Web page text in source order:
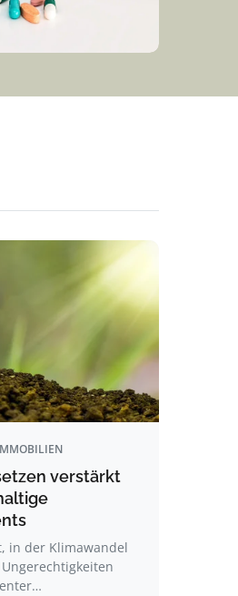
verstärkt
in der Klimawandel